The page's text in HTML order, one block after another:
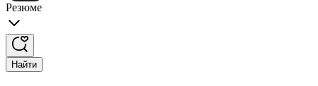
Резюме
Найти